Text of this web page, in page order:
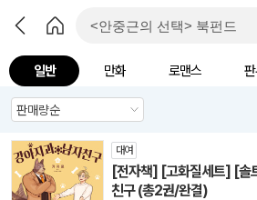
일반 만화 로맨스
대여
[전자책] [고화질세트] [솔
친구 (총2권/완결)